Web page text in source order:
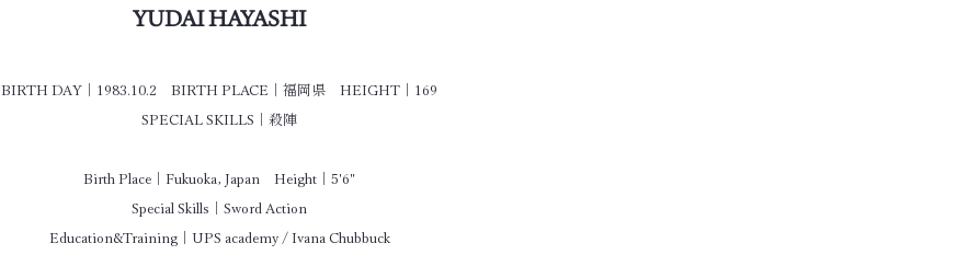
YUDAI HAYASHI
BIRTH DAY｜1983.10.2 BIRTH PLACE｜福岡県 HEIGHT｜169
SPECIAL SKILLS｜殺陣
Birth Place｜Fukuoka, Japan Height｜5'6"
Special Skills｜ Sword Action
Education&Training｜UPS academy / Ivana Chubbuck